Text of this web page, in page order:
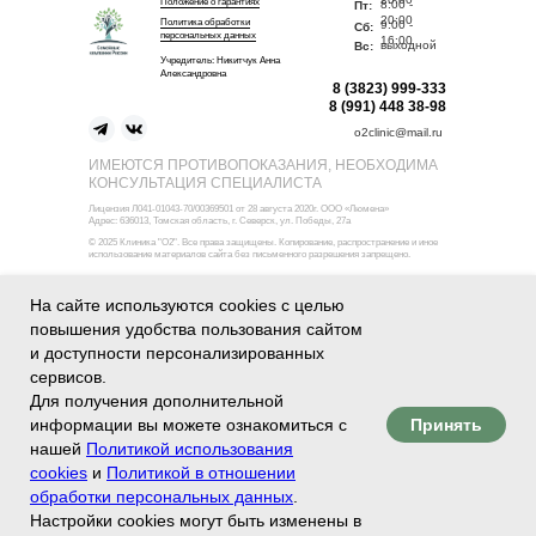
На сайте используются cookies с целью
повышения удобства пользования сайтом
и доступности персонализированных
сервисов.
Для получения дополнительной
информации вы можете ознакомиться с
нашей Политикой использования
cookies и Политикой в отношении
обработки персональных данных
Настройки cookies могут быть изменены в
Принять
8 (3823) 999-333
8 (991) 448 38-98
Лицензия Л041-01043-70/00369501 от 28 августа 2020г. ОOO «Люмена»
Адрес: 636013, Томская область, г. Северск, ул. Победы, 27а
© 2025 Клиника "О2". Все права защищены. Копирование, распространение и иное
использование материалов сайта без письменного разрешения запрещено.
Сб:
Вс:
Пт:
выходной
o2clinic@mail.ru
9:00 -
16:00
8:00 -
20:00
ИМЕЮТСЯ ПРОТИВОПОКАЗАНИЯ, НЕОБХОДИМА
КОНСУЛЬТАЦИЯ СПЕЦИАЛИСТА
Учредитель: Никитчук Анна
Александровна
Политика обработки
персональных данных
Клиника внимательной медицины «О2»